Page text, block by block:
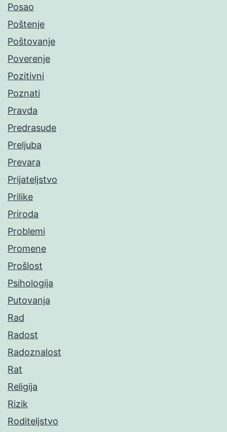
Posao
Poštenje
Poštovanje
Poverenje
Pozitivni
Poznati
Pravda
Predrasude
Preljuba
Prevara
Prijateljstvo
Prilike
Priroda
Problemi
Promene
Prošlost
Psihologija
Putovanja
Rad
Radost
Radoznalost
Rat
Religija
Rizik
Roditeljstvo